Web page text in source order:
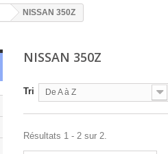
NISSAN 350Z
NISSAN 350Z
Tri De A à Z
Résultats 1 - 2 sur 2.